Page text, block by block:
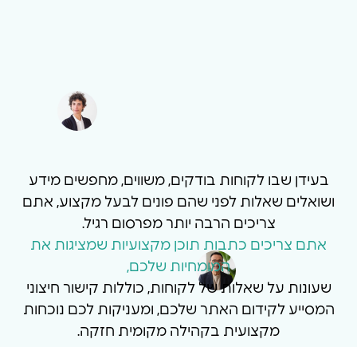
בעידן שבו לקוחות בודקים, משווים, מחפשים מידע
ושואלים שאלות לפני שהם פונים לבעל מקצוע, אתם
צריכים הרבה יותר מפרסום רגיל.
אתם צריכים כתבות תוכן מקצועיות שמציגות את
המומחיות שלכם,
שעונות על שאלות של לקוחות, כוללות קישור חיצוני
המסייע לקידום האתר שלכם, ומעניקות לכם נוכחות
מקצועית בקהילה מקומית חזקה.